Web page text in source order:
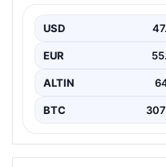
{"title": "Galatasaray
Reijnders"}, "content":
USD
EUR
ALTIN
BTC